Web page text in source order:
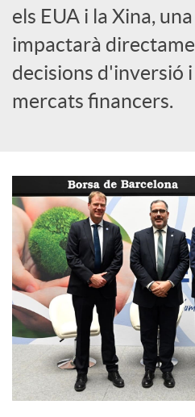
r
d
c
o
n
t
i
els EUA i la Xina,
impactarà
decisions d'inversió
mercats financers.